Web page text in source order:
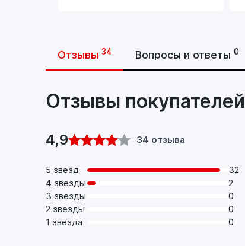
Отзывы 34 Вопросы и ответы 0
Отзывы покупателей
4,9 34 отзыва
5 звезд
32
4 звезды
2
3 звезды
0
2 звезды
0
1 звезда
0